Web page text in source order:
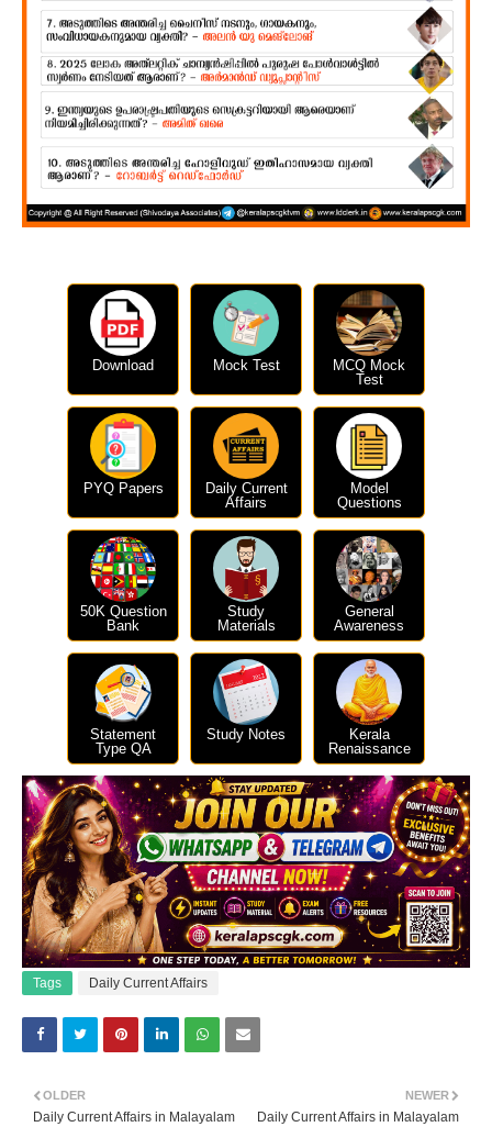
Download Mock Test
MCQ Mock
Test
PYQ Papers
Daily Current
Affairs
Model
Questions
50K Question
Bank
Study
Materials
General
Awareness
Statement
Type QA
Study Notes
Kerala
Renaissance
Tags Daily Current Affairs
NEWER
Daily Current Affairs in Malayalam
OLDER
Daily Current Affairs in Malayalam